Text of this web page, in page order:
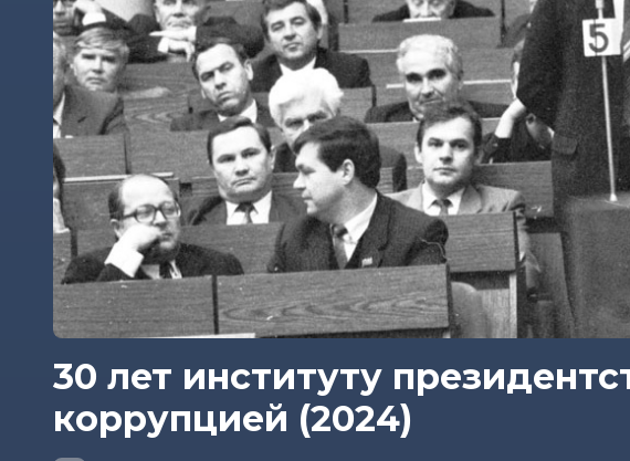
30 лет институту
коррупцией (2024)